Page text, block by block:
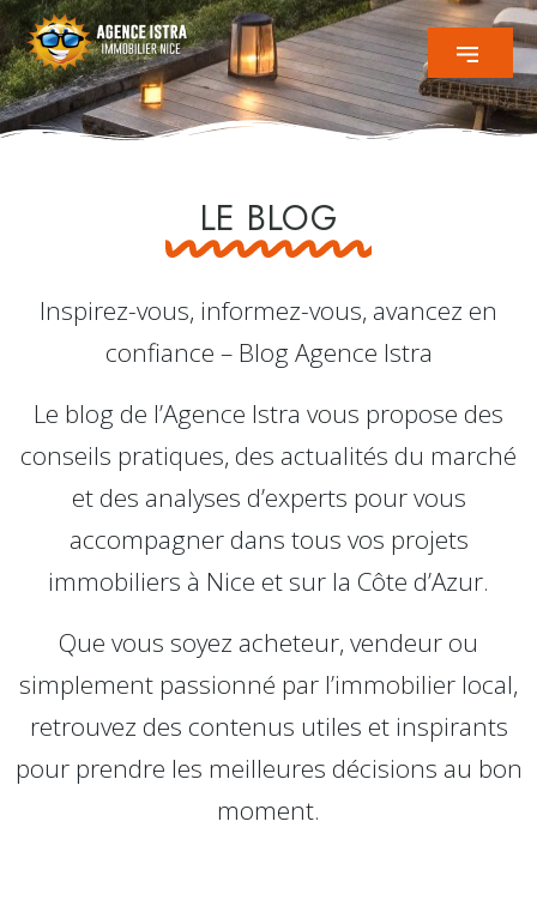
LE BLOG
Inspirez-vous, informez-vous, avancez en
confiance – Blog Agence Istra
Le blog de l’Agence Istra vous propose des
conseils pratiques, des actualités du marché
et des analyses d’experts pour vous
accompagner dans tous vos projets
immobiliers à Nice et sur la Côte d’Azur.
Que vous soyez acheteur, vendeur ou
simplement passionné par l’immobilier local,
retrouvez des contenus utiles et inspirants
pour prendre les meilleures décisions au bon
moment.